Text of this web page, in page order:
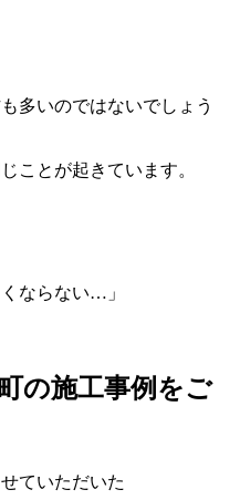
多いのではないでしょう
ことが起きています。
ならない…」
の施工事例をご
ていただいた